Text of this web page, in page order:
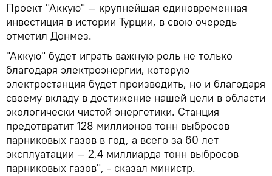
Проект "Аккую" — крупнейшая единовременная
инвестиция в истории Турции, в свою очередь
отметил Донмез.
"Аккую" будет играть важную роль не только
благодаря электроэнергии, которую
электростанция будет производить, но и благодаря
своему вкладу в достижение нашей цели в области
экологически чистой энергетики. Станция
предотвратит 128 миллионов тонн выбросов
парниковых газов в год, а всего за 60 лет
эксплуатации — 2,4 миллиарда тонн выбросов
парниковых газов", - сказал министр.